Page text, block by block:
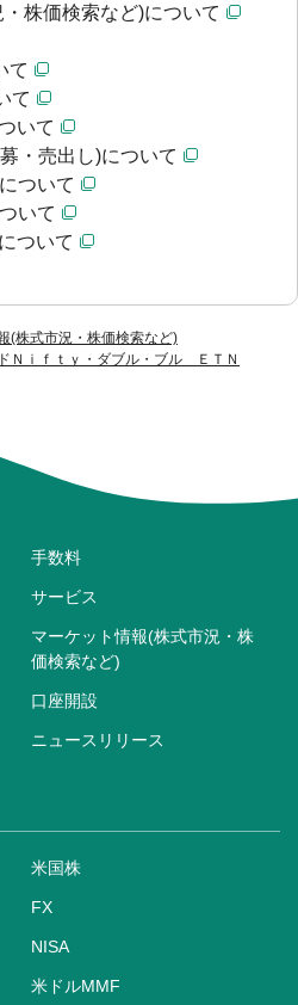
(株式市況・株価検索など)
ｉｆｔｙ・ダブル・ブル ＥＴＮ
株価検索など)について
て
て
いて
・売出し)について
ついて
いて
ついて
手数料
サービス
マーケット情報(株式市況・株
価検索など)
口座開設
ニュースリリース
米国株
FX
NISA
米ドルMMF